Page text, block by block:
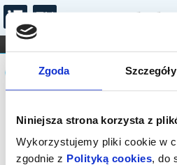
Zgoda Szczegóły
Niniejsza strona korzysta z
Wykorzystujemy pliki cookie w
zgodnie z Polityką cookies, do
FILHARMONIA OPERA I BALET
DLA DZIECI
Komunikat
Sprzedaż on-line
sprawdź dostępność